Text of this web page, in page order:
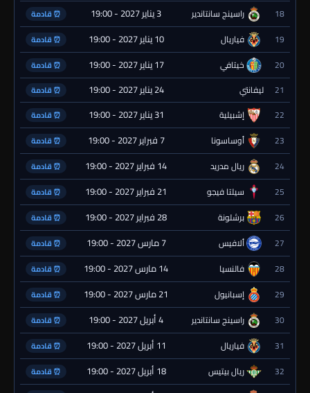
18 راسينج سانتاندير 3 يناير 2027 - 19:00 ⏰ قادمة
19 فياريال 10 يناير 2027 - 19:00 ⏰ قادمة
20 خيتافي 17 يناير 2027 - 19:00 ⏰ قادمة
21 ليفانتي 24 يناير 2027 - 19:00 ⏰ قادمة
22 إشبيلية 31 يناير 2027 - 19:00 ⏰ قادمة
23 أوساسونا 7 فبراير 2027 - 19:00 ⏰ قادمة
24 ريال مدريد 14 فبراير 2027 - 19:00 ⏰ قادمة
25 سيلتا فيجو 21 فبراير 2027 - 19:00 ⏰ قادمة
26 برشلونة 28 فبراير 2027 - 19:00 ⏰ قادمة
27 ألافيس 7 مارس 2027 - 19:00 ⏰ قادمة
28 فالنسيا 14 مارس 2027 - 19:00 ⏰ قادمة
29 إسبانيول 21 مارس 2027 - 19:00 ⏰ قادمة
30 راسينج سانتاندير 4 أبريل 2027 - 19:00 ⏰ قادمة
31 فياريال 11 أبريل 2027 - 19:00 ⏰ قادمة
32 ريال بيتيس 18 أبريل 2027 - 19:00 ⏰ قادمة